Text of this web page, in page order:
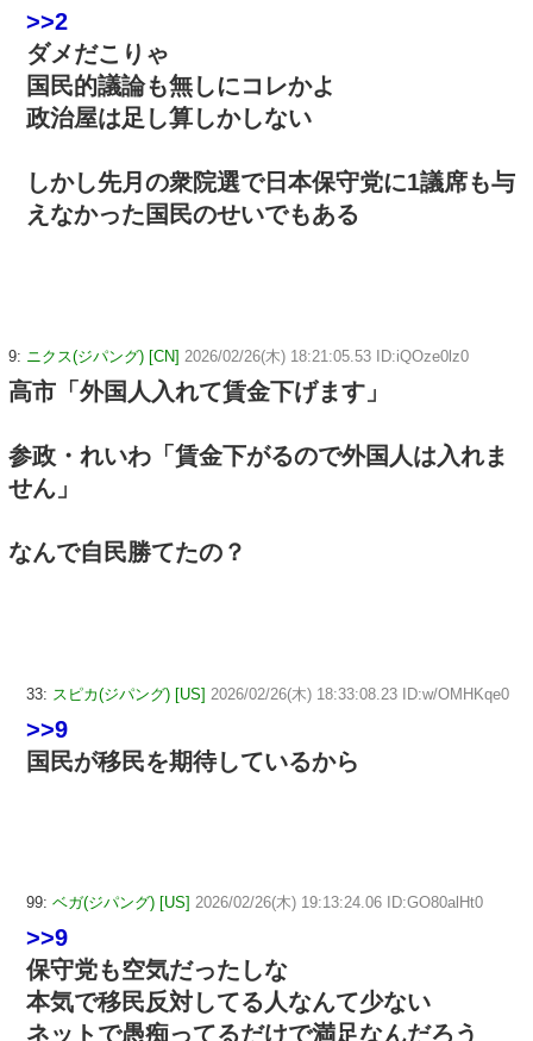
>>2
ダメだこりゃ
国民的議論も無しにコレかよ
政治屋は足し算しかしない
しかし先月の衆院選で日本保守党に1議席も与
えなかった国民のせいでもある
9: ニクス(ジパング) [CN] 2026/02/26(木) 18:21:05.53 ID:iQOze0lz0
高市「外国人入れて賃金下げます」
参政・れいわ「賃金下がるので外国人は入れま
せん」
なんで自民勝てたの？
33: スピカ(ジパング) [US] 2026/02/26(木) 18:33:08.23 ID:w/OMHKqe0
>>9
国民が移民を期待しているから
99: ベガ(ジパング) [US] 2026/02/26(木) 19:13:24.06 ID:GO80alHt0
>>9
保守党も空気だったしな
本気で移民反対してる人なんて少ない
ネットで愚痴ってるだけで満足なんだろう